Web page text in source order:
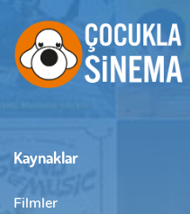
Kaynaklar
Filmler